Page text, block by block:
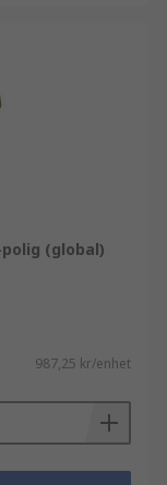
(global)
987,25 kr/enhet